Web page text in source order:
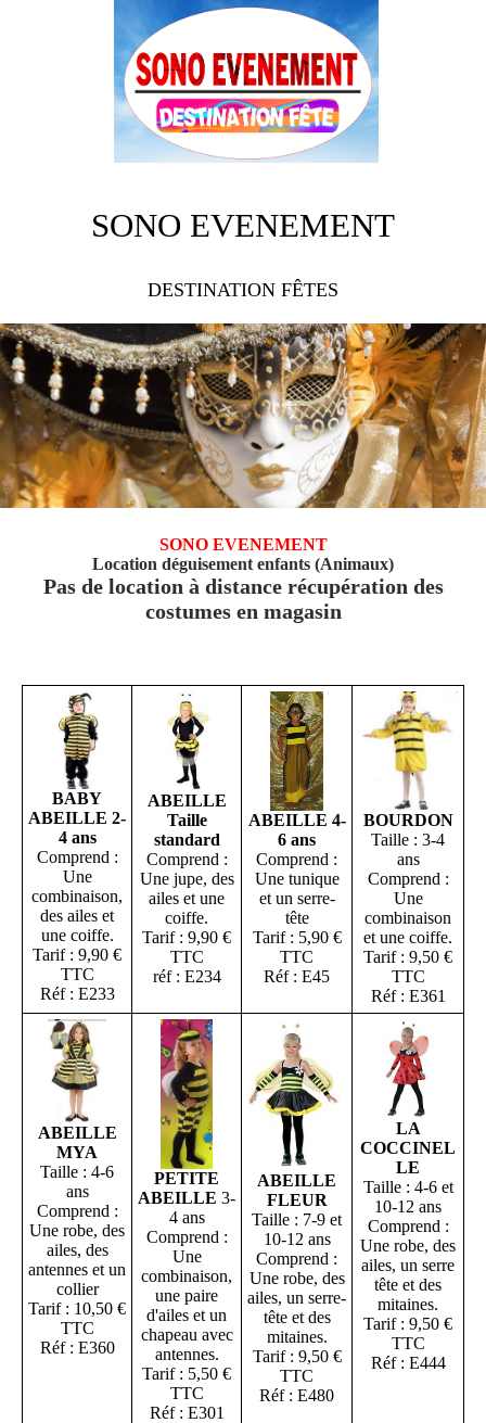
SONO EVENEMENT
DESTINATION FÊTES
SONO EVENEMENT
Location déguisement enfants (Animaux)
Pas de location à distance récupération des
costumes en magasin
BABY
ABEILLE 2-
4 ans
Comprend :
Une
combinaison,
des ailes et
une coiffe.
Tarif : 9,90 €
TTC
Réf : E233
ABEILLE
Taille
standard
Comprend :
Une jupe, des
ailes et une
coiffe.
Tarif : 9,90 €
TTC
réf : E234
ABEILLE 4-
6 ans
Comprend :
Une tunique
et un serre-
tête
Tarif : 5,90 €
TTC
Réf : E45
BOURDON
Taille : 3-4
ans
Comprend :
Une
combinaison
et une coiffe.
Tarif : 9,50 €
TTC
Réf : E361
ABEILLE
MYA
Taille : 4-6
ans
Comprend :
Une robe, des
ailes, des
antennes et un
collier
Tarif : 10,50 €
TTC
Réf : E360
PETITE
ABEILLE 3-
4 ans
Comprend :
Une
combinaison,
une paire
d'ailes et un
chapeau avec
antennes.
Tarif : 5,50 €
TTC
Réf : E301
ABEILLE
FLEUR
Taille : 7-9 et
10-12 ans
Comprend :
Une robe, des
ailes, un serre-
tête et des
mitaines.
Tarif : 9,50 €
TTC
Réf : E480
LA
COCCINEL
LE
Taille : 4-6 et
10-12 ans
Comprend :
Une robe, des
ailes, un serre
tête et des
mitaines.
Tarif : 9,50 €
TTC
Réf : E444